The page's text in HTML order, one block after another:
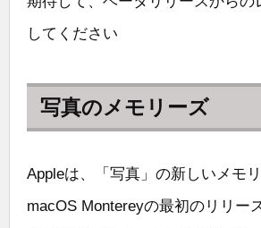
してください
写真のメモリーズ
Appleは、「写真」の新しいメモリ
macOS Montereyの最初のリリー